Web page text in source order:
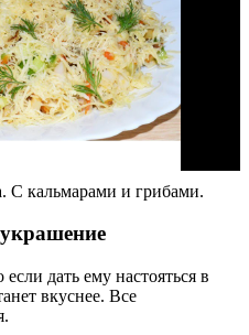
С кальмарами и грибами.
дать ему настояться в
вкуснее. Все